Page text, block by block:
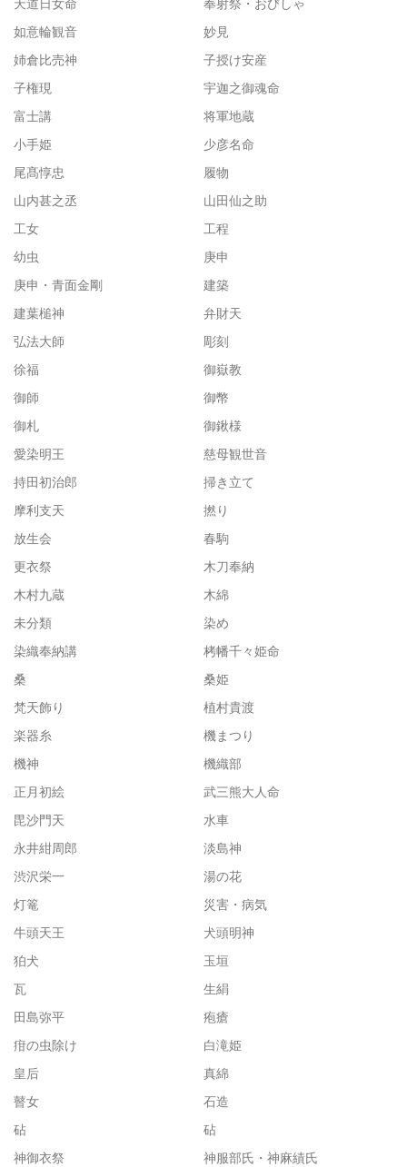
如意輪観音
妙見
姉倉比売神
子授け安産
子権現
宇迦之御魂命
富士講
将軍地蔵
小手姫
少彦名命
尾髙惇忠
履物
山内甚之丞
山田仙之助
工女
工程
幼虫
庚申
庚申・青面金剛
建築
建葉槌神
弁財天
弘法大師
彫刻
徐福
御嶽教
御師
御幣
御札
御鍬様
愛染明王
慈母観世音
持田初治郎
掃き立て
摩利支天
撚り
放生会
春駒
更衣祭
木刀奉納
木村九蔵
木綿
未分類
染め
染織奉納講
栲幡千々姫命
桑
桑姫
梵天飾り
植村貴渡
楽器糸
機まつり
機神
機織部
正月初絵
武三熊大人命
毘沙門天
水車
永井紺周郎
淡島神
渋沢栄一
湯の花
灯篭
災害・病気
牛頭天王
犬頭明神
狛犬
玉垣
瓦
生絹
田島弥平
疱瘡
疳の虫除け
白滝姫
皇后
真綿
瞽女
石造
砧
砧
神御衣祭
神服部氏・神麻績氏